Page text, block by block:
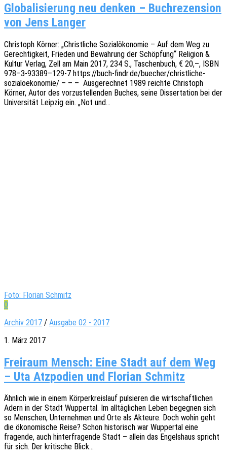
Globalisierung neu denken – Buchrezension
von Jens Langer
Chris­toph Körner: „Christ­li­che Sozi­al­öko­no­mie – Auf dem Weg zu
Gerech­tig­keit, Frie­den und Bewah­rung der Schöp­fung“ Reli­gi­on &
Kultur Verlag, Zell am Main 2017, 234 S., Taschen­buch, € 20,–, ISBN
978–3‑93389–129‑7 https://buch-findr.de/buecher/christliche-
sozialoekonomie/ – – – Ausge­rech­net 1989 reich­te Chris­toph
Körner, Autor des vorzu­stel­len­den Buches, seine Disser­ta­ti­on bei der
Univer­si­tät Leip­zig ein. „Not und…
Foto: Florian Schmitz
0
Archiv 2017 / Ausgabe 02 - 2017
1. März 2017
Freiraum Mensch: Eine Stadt auf dem Weg
– Uta Atzpodien und Florian Schmitz
Ähnlich wie in einem Körper­kreis­lauf pulsie­ren die wirt­schaft­li­chen
Adern in der Stadt Wupper­tal. Im alltäg­li­chen Leben begeg­nen sich
so Menschen, Unter­neh­men und Orte als Akteu­re. Doch wohin geht
die ökono­mi­sche Reise? Schon histo­risch war Wupper­tal eine
fragen­de, auch hinter­fra­gen­de Stadt – allein das Engels­haus spricht
für sich. Der kriti­sche Blick…